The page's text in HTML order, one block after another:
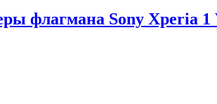
флагмана Sony Xperia